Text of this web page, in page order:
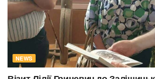
NEWS